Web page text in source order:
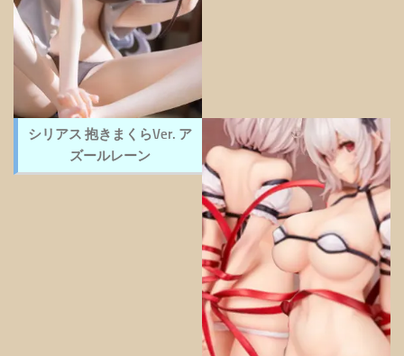
シリアス 抱きまくらVer. ア
ズールレーン